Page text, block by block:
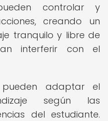
controlar y
creando un
tranquilo y libre de
interferir con el
adaptar el
según las
del estudiante.